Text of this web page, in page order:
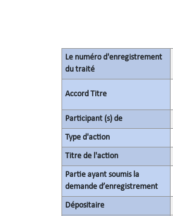
Le numéro d'enregistrement
du traité
Accord Titre
Participant (s) de
Type d'action
Titre de l'action
Partie ayant soumis la
demande d’enregistrement
Dépositaire